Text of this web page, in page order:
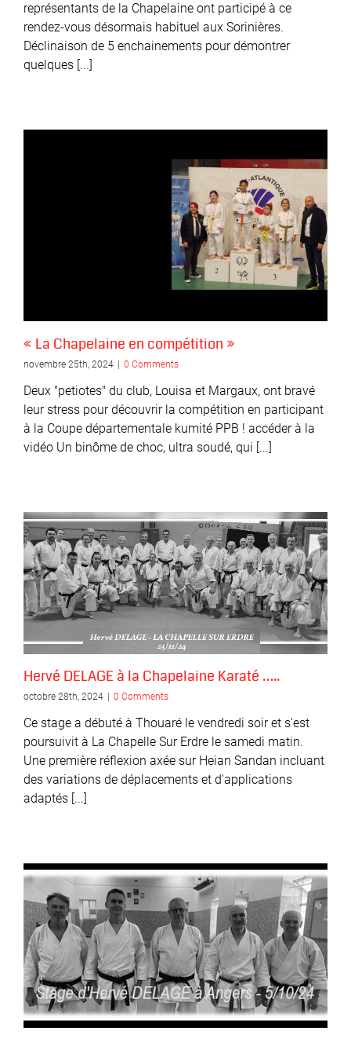
représentants de la Chapelaine ont participé à ce
rendez-vous désormais habituel aux Sorinières.
Déclinaison de 5 enchainements pour démontrer
quelques [...]
« La Chapelaine en compétition »
novembre 25th, 2024 | 0 Comments
Deux "petiotes" du club, Louisa et Margaux, ont bravé
leur stress pour découvrir la compétition en participant
à la Coupe départementale kumité PPB ! accéder à la
vidéo Un binôme de choc, ultra soudé, qui [...]
Hervé DELAGE à la Chapelaine Karaté …..
octobre 28th, 2024 0 Comments
Ce stage a débuté à Thouaré le vendredi soir et s'est
poursuivit à La Chapelle Sur Erdre le samedi matin.
Une première réflexion axée sur Heian Sandan incluant
des variations de déplacements et d'applications
adaptés [...]